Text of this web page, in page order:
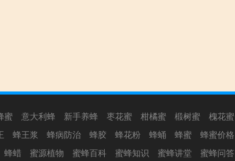
蜜 意大利蜂 新手养蜂 枣花蜜 柑橘蜜 椴树蜜
槐花蜜
蜂王浆 蜂病防治 蜂胶 蜂花粉 蜂蛹 蜂蜜
蜂蜜价格
蜂蜡 蜜源植物 蜜蜂百科 蜜蜂知识 蜜蜂讲堂 蜜蜂问答